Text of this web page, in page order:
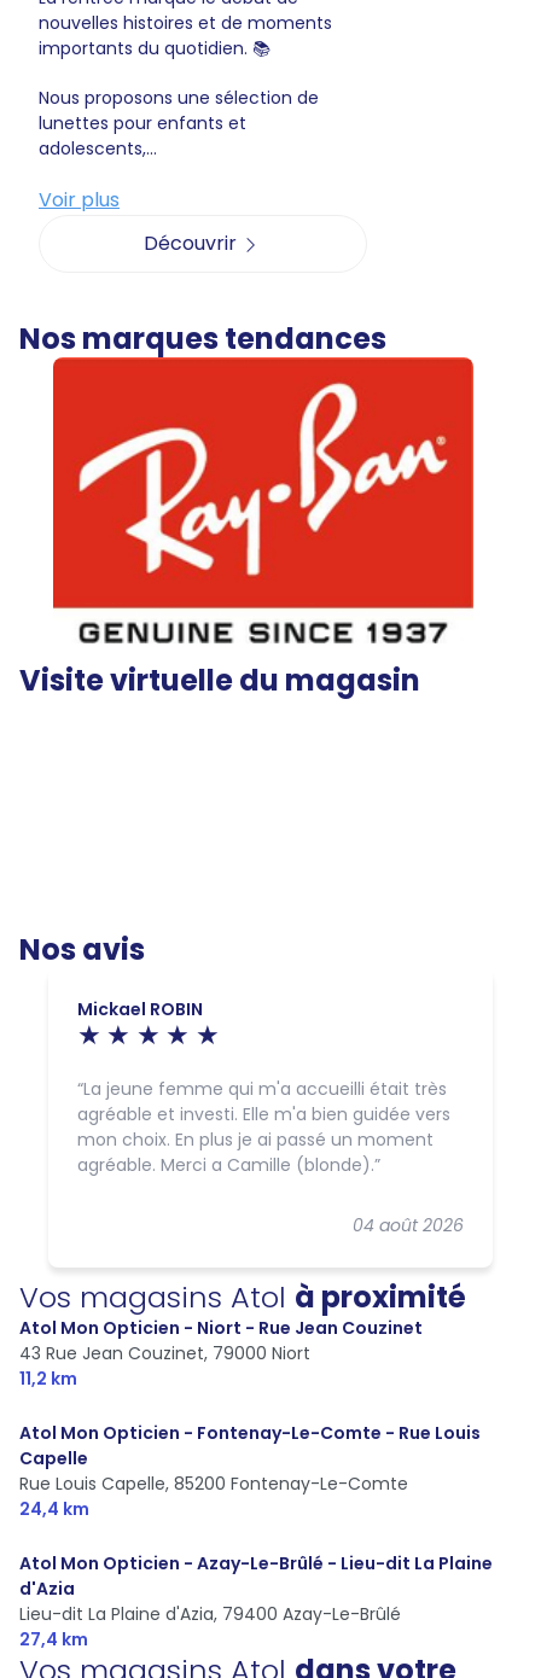
nouvelles histoires et de moments
importants du quotidien. 📚
Nous proposons une sélection de
lunettes pour enfants et
adolescents,...
Voir plus
Découvrir
Nos marques tendances
Visite virtuelle du magasin
Nos avis
Mickael ROBIN
04 août 2026
La jeune femme qui m'a accueilli était très
agréable et investi. Elle m'a bien guidée vers
mon choix. En plus je ai passé un moment
agréable. Merci a Camille (blonde).
Vos magasins Atol à proximité
Atol Mon Opticien - Niort - Rue Jean Couzinet
43 Rue Jean Couzinet, 79000 Niort
11,2 km
Atol Mon Opticien - Fontenay-Le-Comte - Rue Louis
Capelle
Rue Louis Capelle, 85200 Fontenay-Le-Comte
24,4 km
Atol Mon Opticien - Azay-Le-Brûlé - Lieu-dit La Plaine
d'Azia
Lieu-dit La Plaine d'Azia, 79400 Azay-Le-Brûlé
27,4 km
Vos magasins Atol dans votre